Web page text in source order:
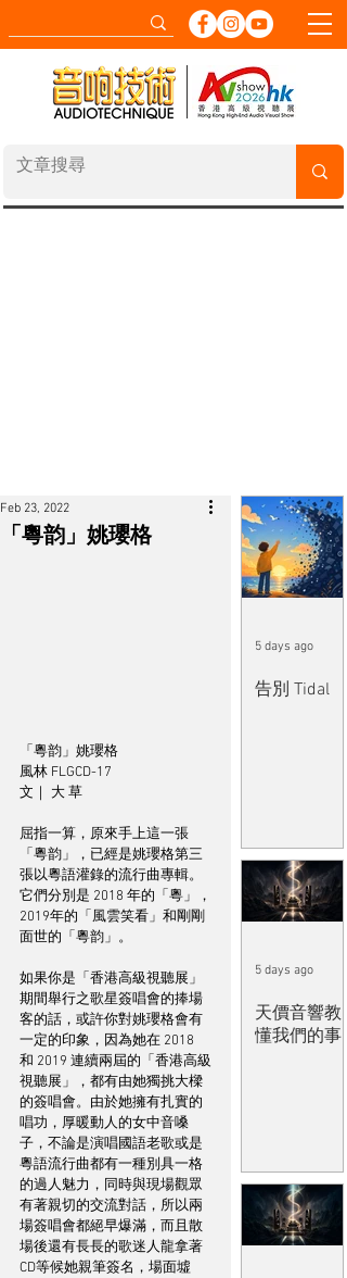
「粵韵」姚瓔格
Feb 23, 2022
「粵韵」姚瓔格
風林 FLGCD-17
文｜ 大 草
屈指一算，原來手上這一張
「粵韵」，已經是姚瓔格第三
張以粵語灌錄的流行曲專輯。
它們分別是 2018 年的「粵」，
2019年的「風雲笑看」和剛剛
面世的「粵韵」。
如果你是「香港高級視聽展」
期間舉行之歌星簽唱會的捧場
客的話，或許你對姚瓔格會有
一定的印象，因為她在 2018
和 2019 連續兩屆的「香港高級
視聽展」，都有由她獨挑大樑
的簽唱會。由於她擁有扎實的
唱功，厚暖動人的女中音嗓
子，不論是演唱國語老歌或是
粵語流行曲都有一種別具一格
的過人魅力，同時與現場觀眾
有著親切的交流對話，所以兩
場簽唱會都絕早爆滿，而且散
場後還有長長的歌迷人龍拿著
CD等候她親筆簽名，場面墟
告別 Tidal
5 days ago
天價音響教
懂我們的事
5 days ago